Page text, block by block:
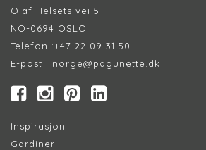
Olaf Helsets vei 5
NO-0694 OSLO
Telefon :+47 22 09 31 50
E-post : norge@pagunette.dk
Inspirasjon
Gardiner